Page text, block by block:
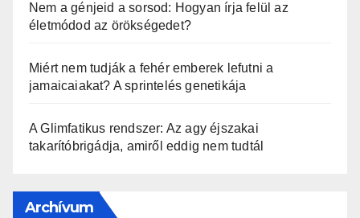
Nem a génjeid a sorsod: Hogyan írja felül az
életmódod az örökségedet?
Miért nem tudják a fehér emberek lefutni a
jamaicaiakat? A sprintelés genetikája
A Glimfatikus rendszer: Az agy éjszakai
takarítóbrigádja, amiről eddig nem tudtál
Archívum